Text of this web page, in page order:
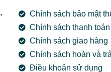
Chính sách bảo mật
Chính sách thanh toán
Chính sách giao hàng
Chính sách hoàn và
Điều khoản sử dụng